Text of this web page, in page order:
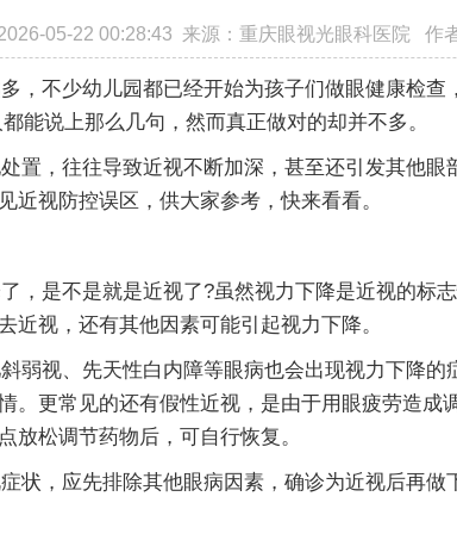
05-22 00:28:43 来源：重庆眼视光眼科医院 作
少幼儿园都已经开始为孩子们做眼健康检查，
能说上那么几句，然而真正做对的却并不多。
往往导致近视不断加深，甚至还引发其他眼部
近视防控误区，供大家参考，快来看看。
不是就是近视了?虽然视力下降是近视的标志
近视，还有其他因素可能引起视力下降。
、先天性白内障等眼病也会出现视力下降的
。更常见的还有假性近视，是由于用眼疲劳造成
放松调节药物后，可自行恢复。
应先排除其他眼病因素，确诊为近视后再做下